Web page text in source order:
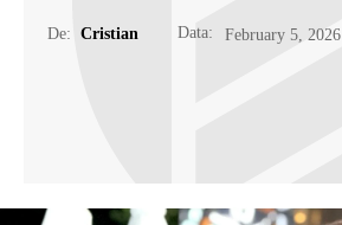
De: Cristian Data: February 5, 2026